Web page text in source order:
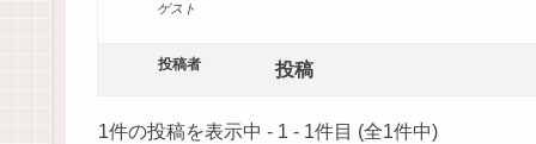
ゲスト
投稿者 投稿
1件の投稿を表示中 - 1 - 1件目 (全1件中)